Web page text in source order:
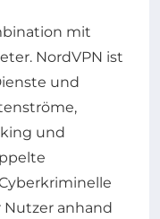
mit
NordVPN ist
und
und
anhand